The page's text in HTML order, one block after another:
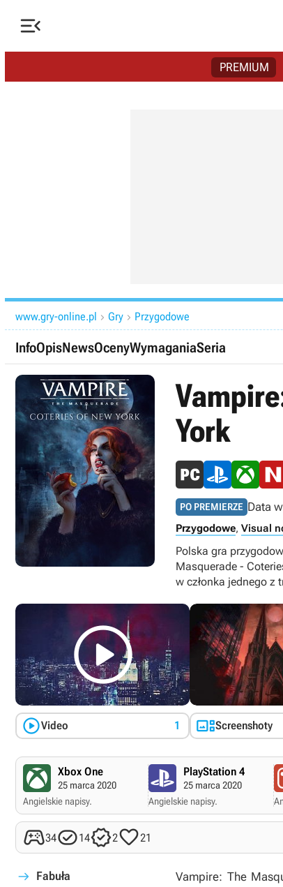

PREMIUM
www.gry-online.pl  Gry  Przygodowe
InfoOpisNewsOcenyWymaganiaSeria
York
PO PREMIERZE Data
Przygodowe, Visual
Polska gra
Masquerade -
w członka jednego

Video 1 Screenshoty
Xbox One
25 marca 2020
Angielskie napisy.
PlayStation 4
25 marca 2020
Angielskie napisy.
3414221
Fabuła
Vampire: The